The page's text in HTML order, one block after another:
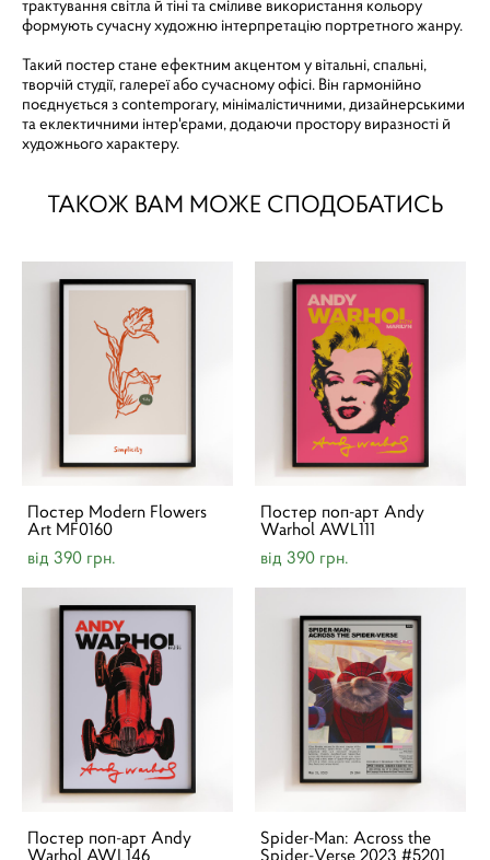
трактування світла й тіні та сміливе використання кольору
формують сучасну художню інтерпретацію портретного жанру.
Такий постер стане ефектним акцентом у вітальні, спальні,
творчій студії, галереї або сучасному офісі. Він гармонійно
поєднується з contemporary, мінімалістичними, дизайнерськими
та еклектичними інтер'єрами, додаючи простору виразності й
художнього характеру.
ТАКОЖ ВАМ МОЖЕ СПОДОБАТИСЬ
Постер Modern Flowers
Art MF0160
від 390 грн.
Постер поп-арт Andy
Warhol AWL111
від 390 грн.
Постер поп-арт Andy
Warhol AWL146
Spider-Man: Across the
Spider-Verse 2023 #5201